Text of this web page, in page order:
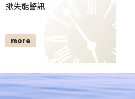
揪失能警訊
more